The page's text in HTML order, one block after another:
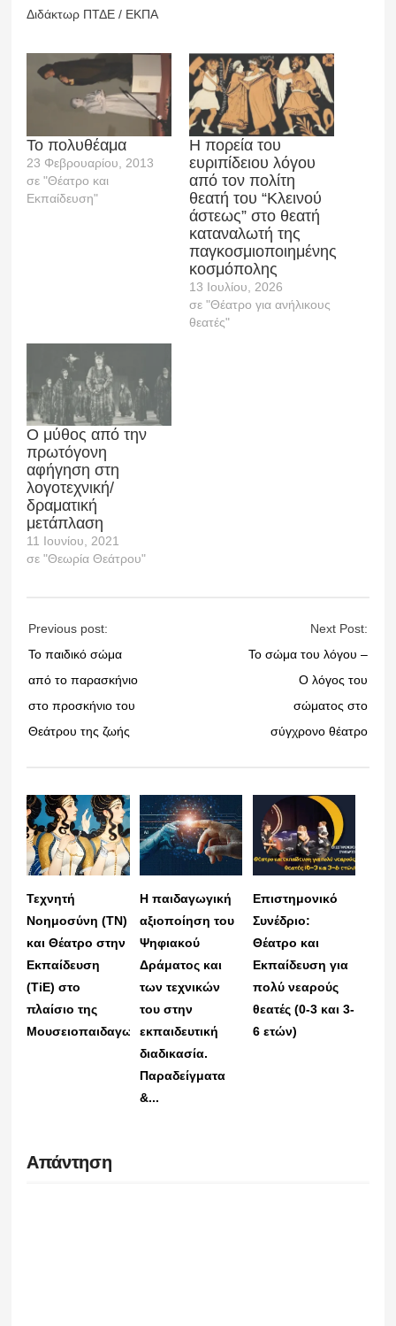
Διδάκτωρ ΠΤΔΕ / ΕΚΠΑ
Το πολυθέαμα
23 Φεβρουαρίου, 2013
σε "Θέατρο και
Εκπαίδευση"
Η πορεία του
ευριπίδειου λόγου
από τον πολίτη
θεατή του “Κλεινού
άστεως” στο θεατή
καταναλωτή της
παγκοσμιοποιημένης
κοσμόπολης
13 Ιουλίου, 2026
σε "Θέατρο για ανήλικους
θεατές"
Ο μύθος από την
πρωτόγονη
αφήγηση στη
λογοτεχνική/
δραματική
μετάπλαση
11 Ιουνίου, 2021
σε "Θεωρία Θεάτρου"
Previous post:
Το παιδικό σώμα
από το παρασκήνιο
στο προσκήνιο του
Θεάτρου της ζωής
Next Post:
Το σώμα του λόγου –
Ο λόγος του
σώματος στο
σύγχρονο θέατρο
Τεχνητή
Νοημοσύνη (ΤΝ)
και Θέατρο στην
Εκπαίδευση
(TiE) στο
πλαίσιο της
Μουσειοπαιδαγωγικής
Η παιδαγωγική
αξιοποίηση του
Ψηφιακού
Δράματος και
των τεχνικών
του στην
εκπαιδευτική
διαδικασία.
Παραδείγματα
&...
Επιστημονικό
Συνέδριο:
Θέατρο και
Εκπαίδευση για
πολύ νεαρούς
θεατές (0-3 και 3-
6 ετών)
Απάντηση